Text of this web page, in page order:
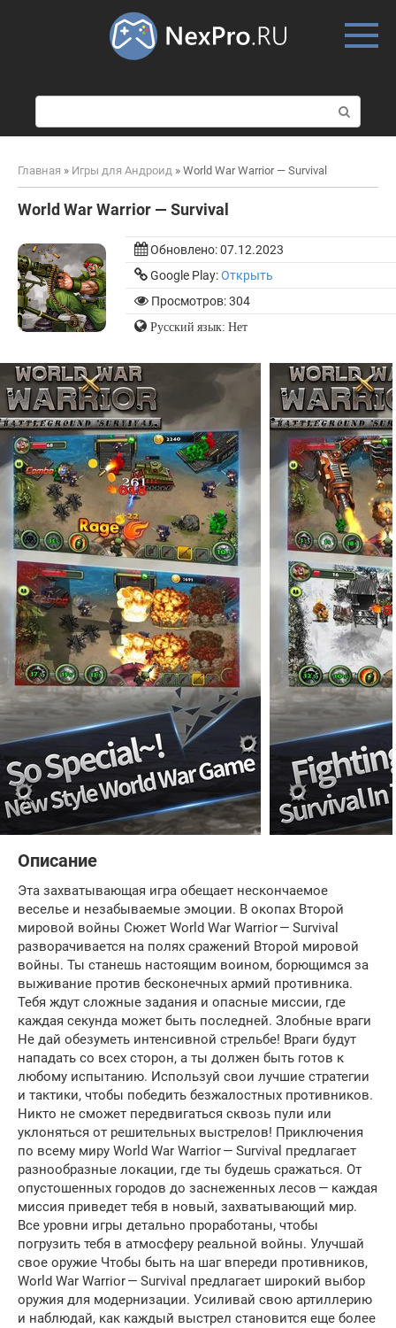
о
и
к
Главная » Игры для Андроид » World War Warrior — Survival
World War Warrior — Survival
Обновлено:07.12.2023
Google Play:Открыть
Просмотров: 304
Русский язык: Нет
Описание
Эта захватывающая игра обещает нескончаемое
веселье и незабываемые эмоции. В окопах Второй
мировой войны Сюжет World War Warrior — Survival
разворачивается на полях сражений Второй мировой
войны. Ты станешь настоящим воином, борющимся за
выживание против бесконечных армий противника.
Тебя ждут сложные задания и опасные миссии, где
каждая секунда может быть последней. Злобные враги
Не дай обезуметь интенсивной стрельбе! Враги будут
нападать со всех сторон, а ты должен быть готов к
любому испытанию. Используй свои лучшие стратегии
и тактики, чтобы победить безжалостных противников.
Никто не сможет передвигаться сквозь пули или
уклоняться от решительных выстрелов! Приключения
по всему миру World War Warrior — Survival предлагает
разнообразные локации, где ты будешь сражаться. От
опустошенных городов до заснеженных лесов — каждая
миссия приведет тебя в новый, захватывающий мир.
Все уровни игры детально проработаны, чтобы
погрузить тебя в атмосферу реальной войны. Улучшай
свое оружие Чтобы быть на шаг впереди противников,
World War Warrior — Survival предлагает широкий выбор
оружия для модернизации. Усиливай свою артиллерию
и наблюдай, как каждый выстрел становится еще более